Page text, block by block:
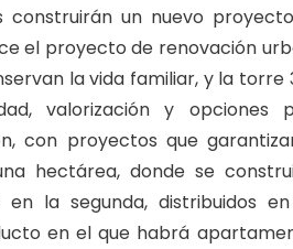
construirán un nuevo
el proyecto de renovación
la vida familiar, y la torre
valorización y opciones
con proyectos que
hectárea, donde se
la segunda, distribuidos
en el que habrá